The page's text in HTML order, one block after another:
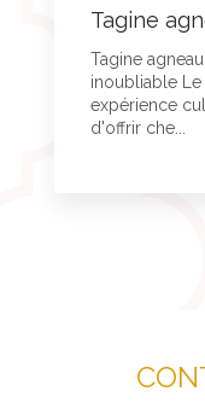
Tagine
Tagine
inoubliable Le
expérience
d'offrir che...